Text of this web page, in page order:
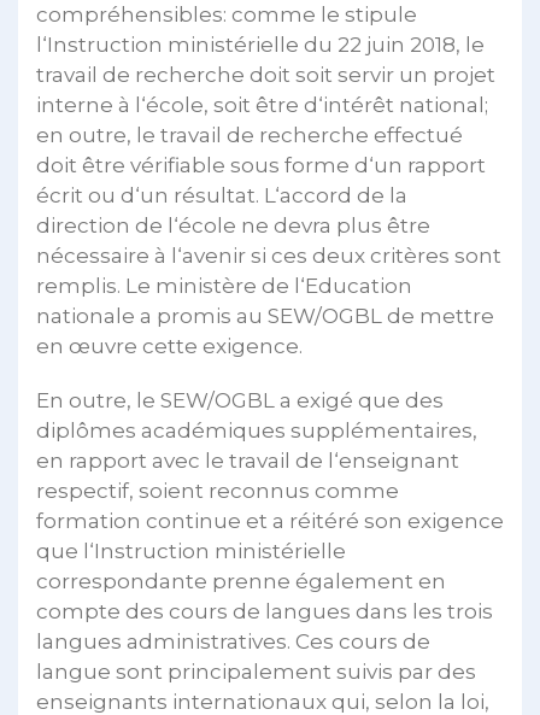
compréhensibles: comme le stipule
l‘Instruction ministérielle du 22 juin 2018, le
travail de recherche doit soit servir un projet
interne à l‘école, soit être d‘intérêt national;
en outre, le travail de recherche effectué
doit être vérifiable sous forme d‘un rapport
écrit ou d‘un résultat. L‘accord de la
direction de l‘école ne devra plus être
nécessaire à l‘avenir si ces deux critères sont
remplis. Le ministère de l‘Education
nationale a promis au SEW/OGBL de mettre
en œuvre cette exigence.
En outre, le SEW/OGBL a exigé que des
diplômes académiques supplémentaires,
en rapport avec le travail de l‘enseignant
respectif, soient reconnus comme
formation continue et a réitéré son exigence
que l‘Instruction ministérielle
correspondante prenne également en
compte des cours de langues dans les trois
langues administratives. Ces cours de
langue sont principalement suivis par des
enseignants internationaux qui, selon la loi,